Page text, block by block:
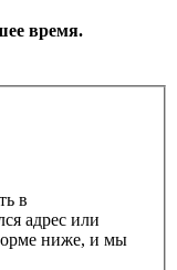
время.
в
адрес или
ниже, и мы